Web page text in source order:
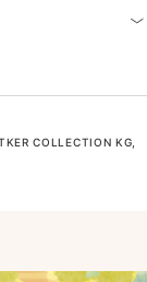
COLLECTION KG,